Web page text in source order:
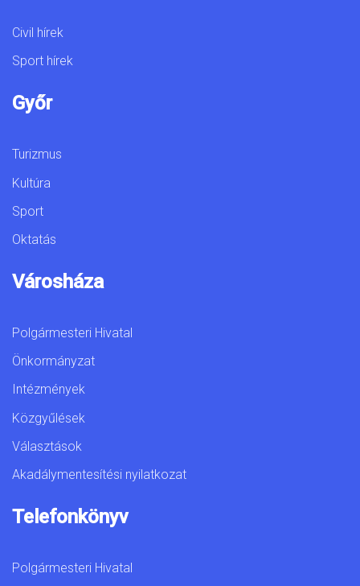
Civil hírek
Sport hírek
Győr
Turizmus
Kultúra
Sport
Oktatás
Városháza
Polgármesteri Hivatal
Önkormányzat
Intézmények
Közgyűlések
Választások
Akadálymentesítési nyilatkozat
Telefonkönyv
Polgármesteri Hivatal